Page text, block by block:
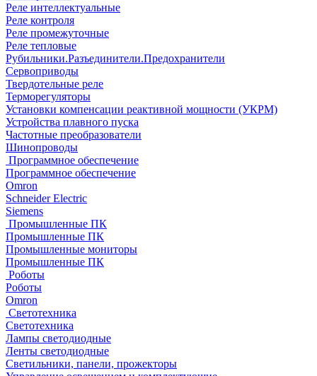
Реле интеллектуальные
Реле контроля
Реле промежуточные
Реле тепловые
Рубильники.Разъединители.Предохранители
Сервоприводы
Твердотельные реле
Терморегуляторы
Установки компенсации реактивной мощности (УКРМ)
Устройства плавного пуска
Частотные преобразователи
Шинопроводы
Программное обеспечение
Программное обеспечение
Omron
Schneider Electric
Siemens
Промышленные ПК
Промышленные ПК
Промышленные мониторы
Промышленные ПК
Роботы
Роботы
Omron
Светотехника
Светотехника
Лампы светодиодные
Ленты светодиодные
Светильники, панели, прожекторы